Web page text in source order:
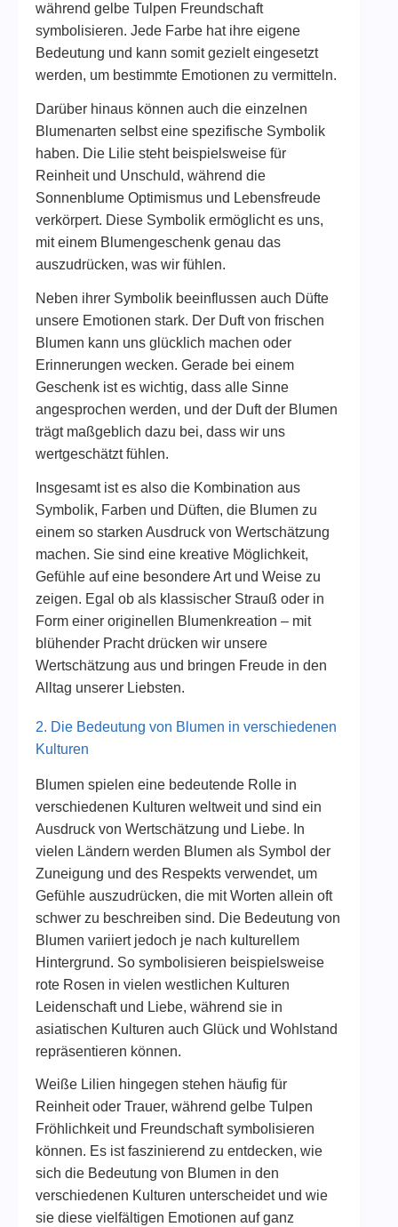
während gelbe Tulpen Freundschaft
symbolisieren. Jede Farbe hat ihre eigene
Bedeutung und kann somit gezielt eingesetzt
werden, um bestimmte Emotionen zu vermitteln.
Darüber hinaus können auch die einzelnen
Blumenarten selbst eine spezifische Symbolik
haben. Die Lilie steht beispielsweise für
Reinheit und Unschuld, während die
Sonnenblume Optimismus und Lebensfreude
verkörpert. Diese Symbolik ermöglicht es uns,
mit einem Blumengeschenk genau das
auszudrücken, was wir fühlen.
Neben ihrer Symbolik beeinflussen auch Düfte
unsere Emotionen stark. Der Duft von frischen
Blumen kann uns glücklich machen oder
Erinnerungen wecken. Gerade bei einem
Geschenk ist es wichtig, dass alle Sinne
angesprochen werden, und der Duft der Blumen
trägt maßgeblich dazu bei, dass wir uns
wertgeschätzt fühlen.
Insgesamt ist es also die Kombination aus
Symbolik, Farben und Düften, die Blumen zu
einem so starken Ausdruck von Wertschätzung
machen. Sie sind eine kreative Möglichkeit,
Gefühle auf eine besondere Art und Weise zu
zeigen. Egal ob als klassischer Strauß oder in
Form einer originellen Blumenkreation – mit
blühender Pracht drücken wir unsere
Wertschätzung aus und bringen Freude in den
Alltag unserer Liebsten.
2. Die Bedeutung von Blumen in verschiedenen
Kulturen
Blumen spielen eine bedeutende Rolle in
verschiedenen Kulturen weltweit und sind ein
Ausdruck von Wertschätzung und Liebe. In
vielen Ländern werden Blumen als Symbol der
Zuneigung und des Respekts verwendet, um
Gefühle auszudrücken, die mit Worten allein oft
schwer zu beschreiben sind. Die Bedeutung von
Blumen variiert jedoch je nach kulturellem
Hintergrund. So symbolisieren beispielsweise
rote Rosen in vielen westlichen Kulturen
Leidenschaft und Liebe, während sie in
asiatischen Kulturen auch Glück und Wohlstand
repräsentieren können.
Weiße Lilien hingegen stehen häufig für
Reinheit oder Trauer, während gelbe Tulpen
Fröhlichkeit und Freundschaft symbolisieren
können. Es ist faszinierend zu entdecken, wie
sich die Bedeutung von Blumen in den
verschiedenen Kulturen unterscheidet und wie
sie diese vielfältigen Emotionen auf ganz